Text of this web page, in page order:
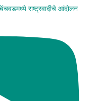
राष्ट्रवादीचे आंदोलन